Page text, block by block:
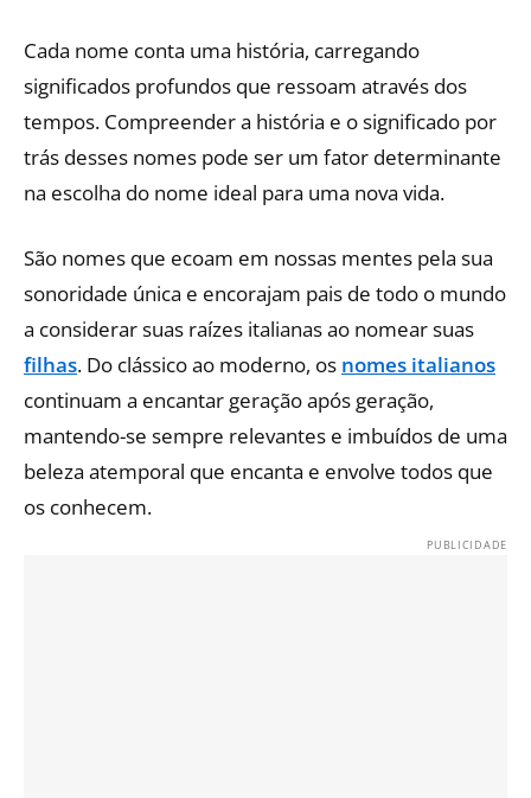
Cada nome conta uma história, carregando
significados profundos que ressoam através dos
tempos. Compreender a história e o significado por
trás desses nomes pode ser um fator determinante
na escolha do nome ideal para uma nova vida.
São nomes que ecoam em nossas mentes pela sua
sonoridade única e encorajam pais de todo o mundo
a considerar suas raízes italianas ao nomear suas
filhas. Do clássico ao moderno, os nomes italianos
continuam a encantar geração após geração,
mantendo-se sempre relevantes e imbuídos de uma
beleza atemporal que encanta e envolve todos que
os conhecem.